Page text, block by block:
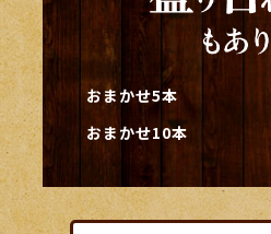
おまかせ5本
おまかせ10本